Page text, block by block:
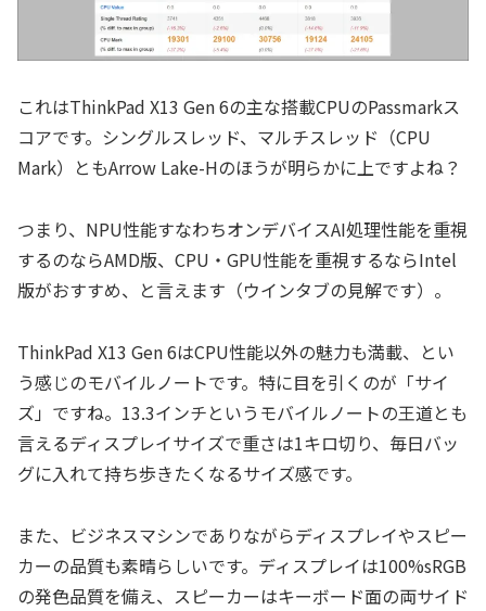
これはThinkPad X13 Gen 6の主な搭載CPUのPassmarkス
コアです。シングルスレッド、マルチスレッド（CPU
Mark）ともArrow Lake-Hのほうが明らかに上ですよね？
つまり、NPU性能すなわちオンデバイスAI処理性能を重視
するのならAMD版、CPU・GPU性能を重視するならIntel
版がおすすめ、と言えます（ウインタブの見解です）。
ThinkPad X13 Gen 6はCPU性能以外の魅力も満載、とい
う感じのモバイルノートです。特に目を引くのが「サイ
ズ」ですね。13.3インチというモバイルノートの王道とも
言えるディスプレイサイズで重さは1キロ切り、毎日バッ
グに入れて持ち歩きたくなるサイズ感です。
また、ビジネスマシンでありながらディスプレイやスピー
カーの品質も素晴らしいです。ディスプレイは100%sRGB
の発色品質を備え、スピーカーはキーボード面の両サイド